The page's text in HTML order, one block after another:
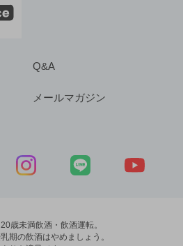
Q&A
メールマガジン
歳未満飲酒・飲酒運転。
期の飲酒はやめましょう。